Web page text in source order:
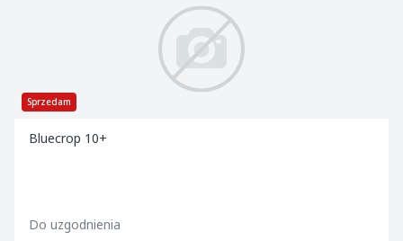
Sprzedam
Bluecrop 10+
Do uzgodnienia